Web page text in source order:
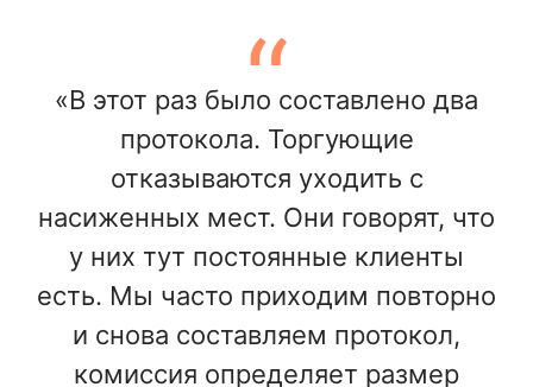
«В этот раз было составлено два
протокола. Торгующие
отказываются уходить с
насиженных мест. Они говорят, что
у них тут постоянные клиенты
есть. Мы часто приходим повторно
и снова составляем протокол,
комиссия определяет размер